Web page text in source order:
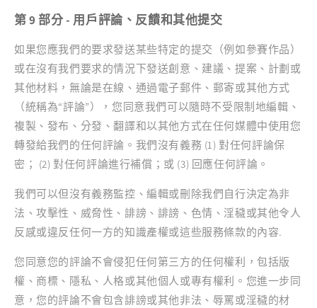
第 9 部分 - 用戶評論、反饋和其他提交
如果您應我們的要求發送某些特定的提交（例如參賽作品）
或在沒有我們要求的情況下發送創意、建議、提案、計劃或
其他材料，無論是在線、通過電子郵件、郵寄或其他方式
（統稱為“評論”），您同意我們可以隨時不受限制地編輯、
複製、發布、分發、翻譯和以其他方式在任何媒體中使用您
轉發給我們的任何評論。我們沒有義務 (1) 對任何評論保
密； (2) 對任何評論進行補償；或 (3) 回應任何評論。
我們可以但沒有義務監控、編輯或刪除我們自行決定為非
法、攻擊性、威脅性、誹謗、誹謗、色情、淫穢或其他令人
反感或違反任何一方的知識產權或這些服務條款的內容.
您同意您的評論不會侵犯任何第三方的任何權利，包括版
權、商標、隱私、人格或其他個人或專有權利。您進一步同
意，您的評論不會包含誹謗或其他非法、辱罵或淫穢的材